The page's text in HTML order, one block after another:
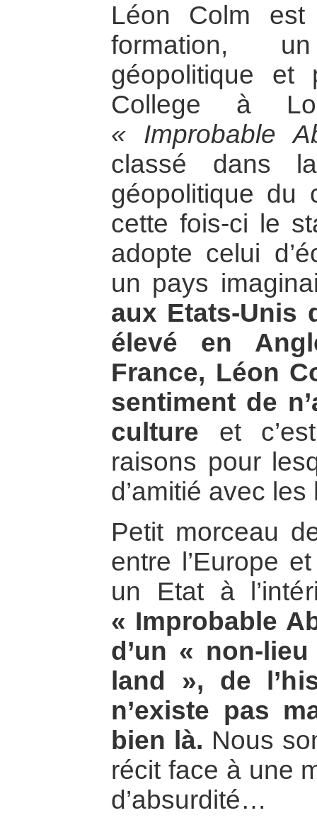
Léon Colm
formation,
géopolitique et
College à
« Improbable
classé dans
géopolitique du
cette fois-ci le
adopte celui
un pays
aux Etats-Unis
élevé en
France, Léon
sentiment de
culture et
raisons pour
d’amitié avec
Petit morceau
entre l’Europe
un Etat à
« Improbable
d’un « non-
land », de
n’existe pas
bien là. Nous
récit face à une
d’absurdité…